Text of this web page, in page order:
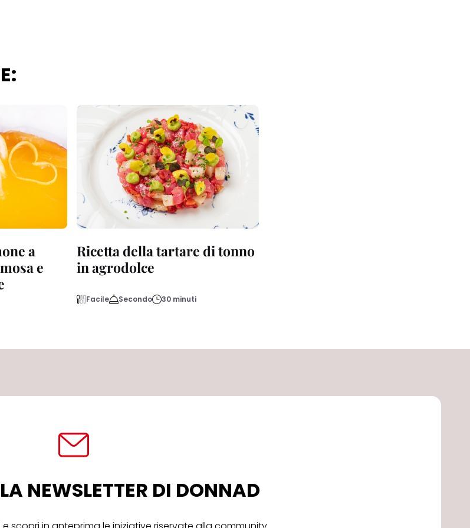
a
e
Ricetta della tartare di tonno
in agrodolce
Facile Secondo 30 minuti
NEWSLETTER DI DONNAD